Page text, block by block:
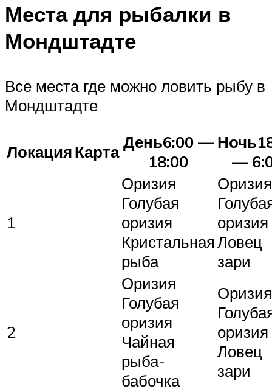
Места для рыбалки в
Мондштадте
Все места где можно ловить рыбу в
Мондштадте
ЛокацияКарта День6:00 —
18:00
—
1
Оризия
Голубая
оризия
Кристальная
рыба
Оризия
оризия
Ловец
зари
2
Оризия
Голубая
оризия
Чайная
рыба-
бабочка
Оризия
оризия
Ловец
зари